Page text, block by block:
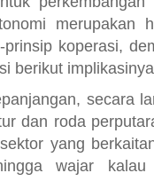
berikut
secara
dan roda
yang
wajar
sebaliknya,
mampu
depan koperasi
guru
oleh mampu